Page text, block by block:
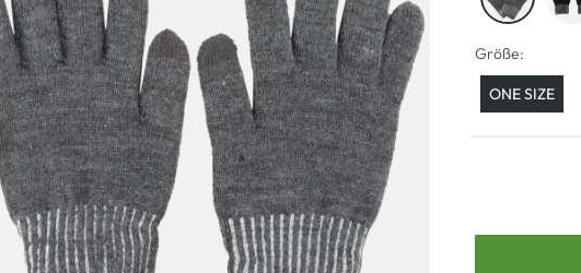
Größe:
ONE SIZE